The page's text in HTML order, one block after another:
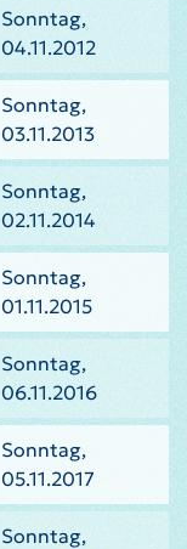
Sonntag,
04.11.2012
Sonntag,
03.11.2013
Sonntag,
02.11.2014
Sonntag,
01.11.2015
Sonntag,
06.11.2016
Sonntag,
05.11.2017
Sonntag,